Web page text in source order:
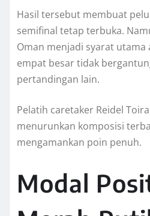
Hasil tersebut membuat
semifinal tetap terbuka.
Oman menjadi syarat utama
empat besar tidak
pertandingan lain.
Pelatih caretaker Reidel
menurunkan komposisi
mengamankan poin penuh.
Modal